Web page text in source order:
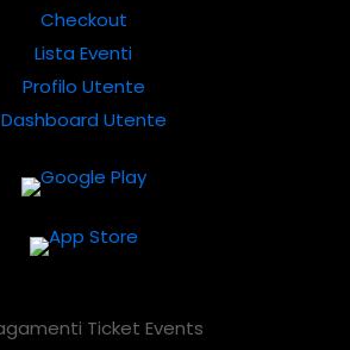
Checkout
Lista Eventi
Profilo Utente
Dashboard Utente